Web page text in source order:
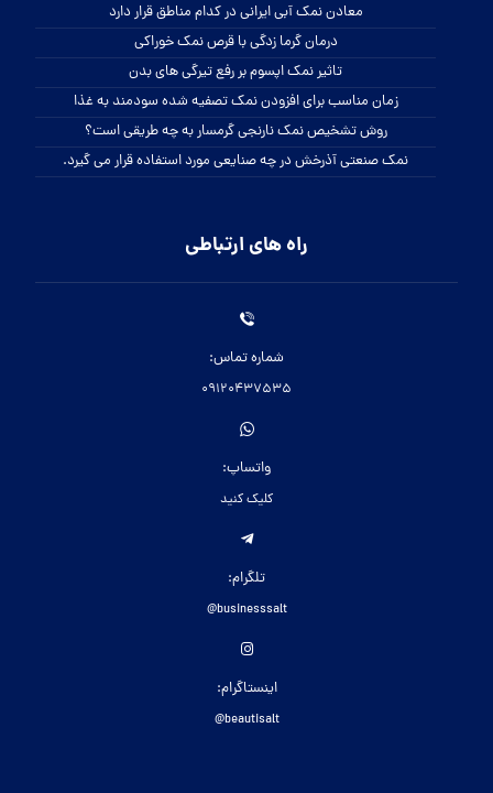
معادن نمک آبی ایرانی در کدام مناطق قرار دارد
درمان گرما زدگی با قرص نمک خوراکی
تاثیر نمک اپسوم بر رفع تیرگی های بدن
زمان مناسب برای افزودن نمک تصفیه شده سودمند به غذا
روش تشخیص نمک نارنجی گرمسار به چه طریقی است؟
نمک صنعتی آذرخش در چه صنایعی مورد استفاده قرار می گیرد.
راه های ارتباطی
شماره تماس:
09120437535
واتساپ:
کلیک کنید
تلگرام:
businesssalt@
اینستاگرام:
beautisalt@